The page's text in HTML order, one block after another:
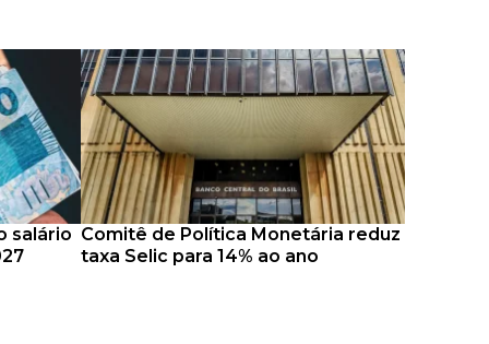
salário Comitê de Política Monetária reduz
taxa Selic para 14% ao ano